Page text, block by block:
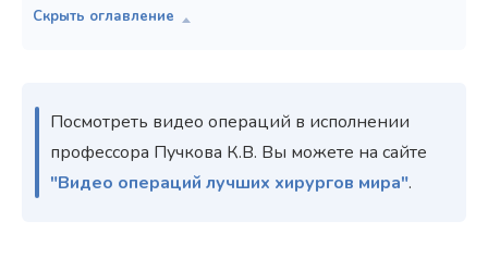
Посмотреть видео операций в исполнении
профессора Пучкова К.В. Вы можете на сайте
"Видео операций лучших хирургов мира".